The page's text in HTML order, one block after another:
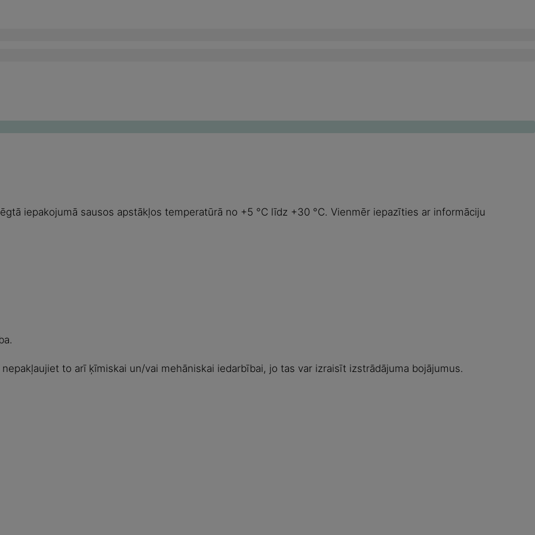
iepakojumā sausos apstākļos temperatūrā no +5 °C līdz +30 °C. Vienmēr iepazīties ar informāciju
to arī ķīmiskai un/vai mehāniskai iedarbībai, jo tas var izraisīt izstrādājuma bojājumus.